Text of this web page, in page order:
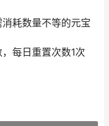
耗数量不等的元宝
每日重置次数1次